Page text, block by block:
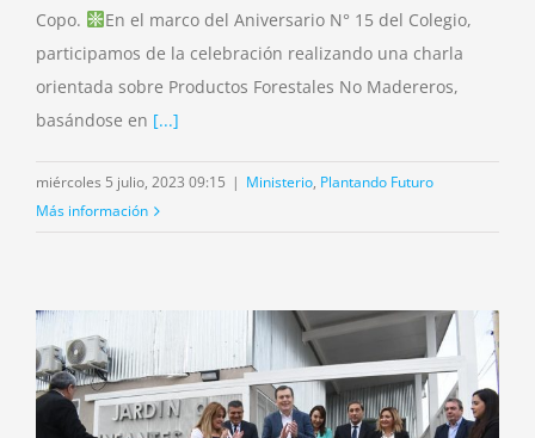
Copo.
En el marco del Aniversario N° 15 del Colegio,
participamos de la celebración realizando una charla
orientada sobre Productos Forestales No Madereros,
basándose en [...]
miércoles 5 julio, 2023 09:15 | Ministerio, Plantando Futuro
Más información